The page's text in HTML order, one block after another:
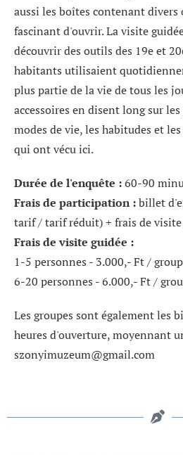
aussi les boîtes contenant
fascinant d'ouvrir. La visite
découvrir des outils des 19e et
habitants utilisaient
plus partie de la vie de tous les
accessoires en disent long sur
modes de vie, les habitudes et
qui ont vécu ici.
Durée de l'enquête :60-90
Frais de participation :billet
tarif / tarif réduit) + frais de visite
Frais de visite guidée :
1-5 personnes - 3.000,- Ft /
6-20 personnes - 6.000,- Ft /
Les groupes sont également les
heures d'ouverture, moyennant
szonyimuzeum@gmail.com